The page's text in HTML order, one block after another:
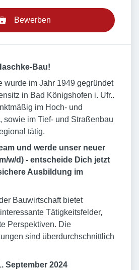
Bewerben
Bau!
wurde im Jahr 1949 gegründet
in Bad Königshofen i. Ufr..
im Hoch- und
sowie im Tief- und Straßenbau
tätig.
und werde unser neuer
w/d) - entscheide Dich jetzt
Ausbildung im
Bauwirtschaft bietet
Tätigkeitsfelder,
Perspektiven. Die
sind überdurchschnittlich
September 2024